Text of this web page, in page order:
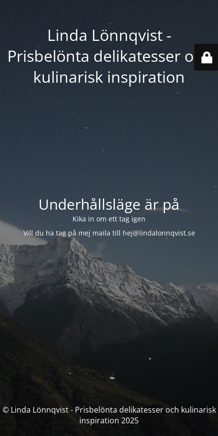
Linda Lönnqvist -
Prisbelönta delikatesser och
kulinarisk inspiration
Underhållsläge är på
Kika in om ett tag igen
Vill du ha tag på mej maila till hej@lindalonnqvist.se
© Linda Lönnqvist - Prisbelönta delikatesser och kulinarisk
inspiration 2025